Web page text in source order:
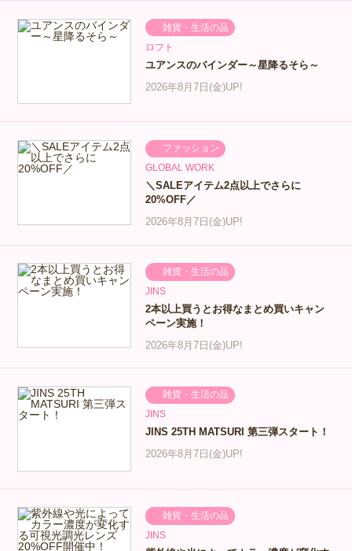
雑貨・生活の品
ロフト
ユアンスのバインダー～星降るそら～
2026年8月7日(金)UP!
ファッション
GLOBAL WORK
＼SALEアイテム2点以上でさらに
20%OFF／
2026年8月7日(金)UP!
雑貨・生活の品
JINS
2本以上買うとお得なまとめ買いキャン
ペーン実施！
2026年8月7日(金)UP!
雑貨・生活の品
JINS
JINS 25TH MATSURI 第三弾スタート！
2026年8月7日(金)UP!
雑貨・生活の品
JINS